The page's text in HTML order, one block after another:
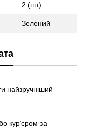
2 (шт)
Зелений
найзручніший
кур’єром за